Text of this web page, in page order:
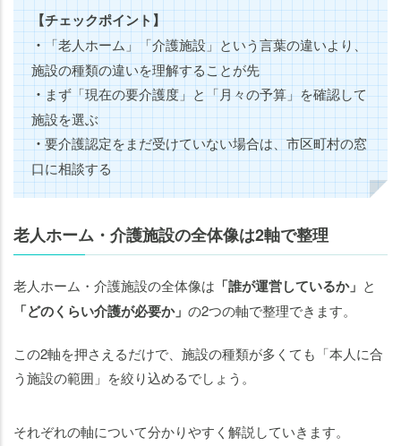
【チェックポイント】
・「老人ホーム」「介護施設」という言葉の違いより、
施設の種類の違いを理解することが先
・まず「現在の要介護度」と「月々の予算」を確認して
施設を選ぶ
・要介護認定をまだ受けていない場合は、市区町村の窓
口に相談する
老人ホーム・介護施設の全体像は2軸で整理
老人ホーム・介護施設の全体像は 「誰が運営しているか」 と
「どのくらい介護が必要か」 の2つの軸で整理できます。
この2軸を押さえるだけで、施設の種類が多くても「本人に合
う施設の範囲」を絞り込めるでしょう。
それぞれの軸について分かりやすく解説していきます。